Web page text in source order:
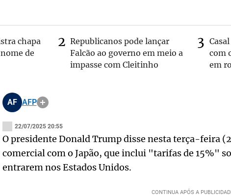
chapa
de
Republicanos pode lançar
Falcão ao governo em meio a
impasse com Cleitinho
com
em
AF AFP
22/07/2025 20:55
O presidente Donald Trump disse nesta terça-feira
comercial com o Japão, que inclui "tarifas de 15%"
entrarem nos Estados Unidos.